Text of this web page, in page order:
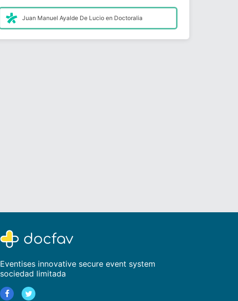
Juan Manuel Ayalde De Lucio en Doctoralia
Eventises innovative secure event system
sociedad limitada